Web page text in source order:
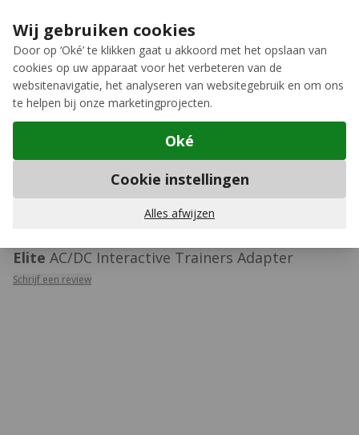
Wij gebruiken cookies
Door op ‘Oké’ te klikken gaat u akkoord met het opslaan van
cookies op uw apparaat voor het verbeteren van de
websitenavigatie, het analyseren van websitegebruik en om ons
te helpen bij onze marketingprojecten.
Oké
Cookie instellingen
Alles afwijzen
Meer keuze, meer plezier
12GO Biking
Fietstrainer accessoires
Elite AC/DC Interactive Trainers Adapter
Schrijf een review